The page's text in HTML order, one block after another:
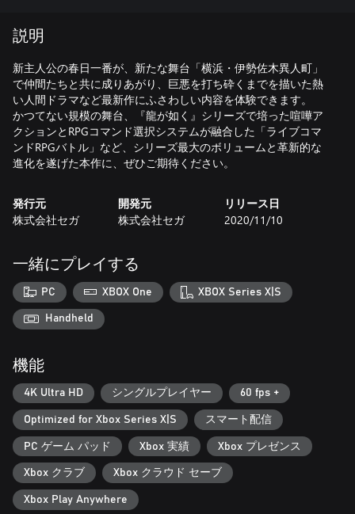
説明
新主人公の春日一番が、新たな舞台「横浜・伊勢佐木異人町」
で仲間たちと共に成りあがり、巨悪を打ち砕くまでを描いた熱
い人間ドラマなど最新作にふさわしい内容を体験できます。
かつてない規模の舞台、『龍が如く』シリーズで培った喧嘩ア
クションとRPGコマンド選択システムが融合した「ライブコマ
ンドRPGバトル」など、シリーズ最大のボリュームと革新的な
進化を遂げた本作に、ぜひご期待ください。
発行元
株式会社セガ
開発元
株式会社セガ
リリース日
2020/11/10
一緒にプレイする
PC XBOX One XBOX Series X|S
Handheld
機能
4K Ultra HD シングルプレイヤー 60 fps +
Optimized for Xbox Series X|S スマート配信
PC ゲーム パッド Xbox 実績 Xbox プレゼンス
Xbox クラブ Xbox クラウド セーブ
Xbox Play Anywhere